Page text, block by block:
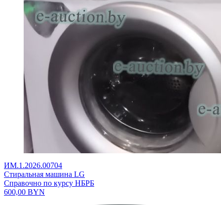
ИМ.1.2026.00704
Стиральная машина LG
Справочно по курсу НБРБ
600,00 BYN